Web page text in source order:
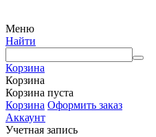
Меню
Найти
Корзина
Корзина
Корзина пуста
Корзина Оформить заказ
Аккаунт
Учетная запись